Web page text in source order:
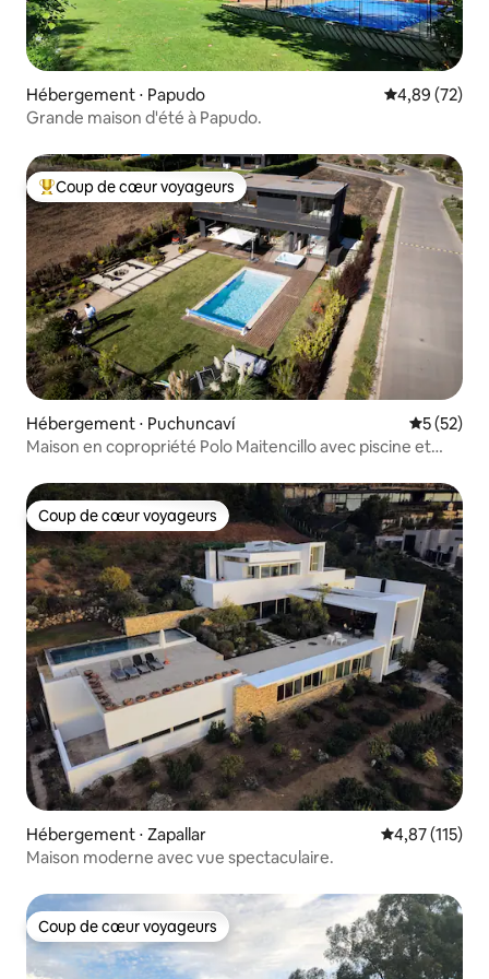
Hébergement ⋅ Papudo Évaluation
4,89 (72)
Grande maison d'été à Papudo.
Coups de cœur voyageurs les plus appréciés
Coup de cœur voyageurs
Hébergement ⋅ Puchuncaví
5 (52)
Maison en copropriété Polo Maitencillo avec piscine et
Coup de cœur voyageurs
Coup de cœur voyageurs
Hébergement ⋅ Zapallar Évaluation
4,87 (115)
Maison moderne avec vue spectaculaire.
Coup de cœur voyageurs
Coup de cœur voyageurs